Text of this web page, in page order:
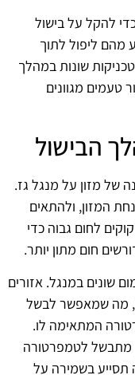
להקל על בישול
מהם ליפול לתוך
שונות במהלך
טעמים מגוונים
הבישול
של מזון על מנגל גז.
המזון, ולהתאים
לחום גבוה כדי
חום מתון יותר.
שונים במנגל. אזורים
מה שמאפשר לבשל
המתאימה לו.
מתבשל לטמפרטורה
תסייע בשמירה על